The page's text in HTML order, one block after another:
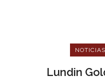
Lundin